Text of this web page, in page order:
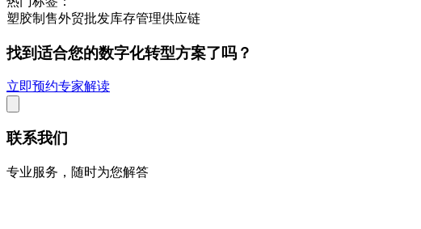
塑胶制售外贸批发库存管理供应链
找到适合您的数字化转型方案了吗？
立即预约专家解读
联系我们
专业服务，随时为您解答